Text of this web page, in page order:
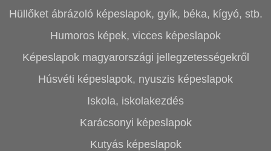
Hüllőket ábrázoló képeslapok, gyík, béka, kígyó, stb.
Humoros képek, vicces képeslapok
Képeslapok magyarországi jellegzetességekről
Húsvéti képeslapok, nyuszis képeslapok
Iskola, iskolakezdés
Karácsonyi képeslapok
Kutyás képeslapok